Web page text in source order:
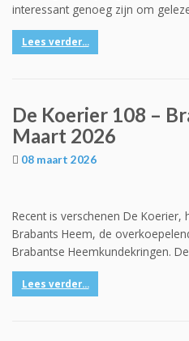
interessant genoeg zijn om
Lees verder...
De Koerier 108 –
Maart 2026
08 maart 2026
Recent is verschenen De
Brabants Heem, de
Brabantse Heemkundekringen.
Lees verder...